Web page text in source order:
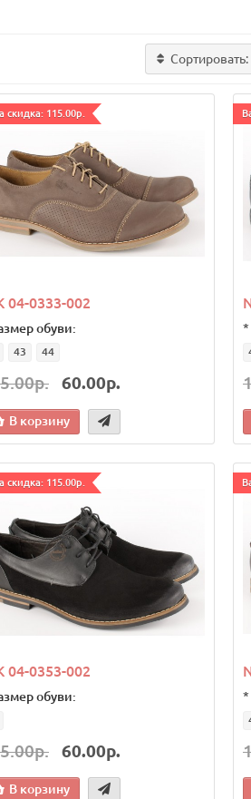
Сортировать:
скидка: 115.00р.
04-0333-002
обуви:
43 44
60.00р.
В корзину
*
скидка: 115.00р.
04-0353-002
обуви:
60.00р.
В корзину
*